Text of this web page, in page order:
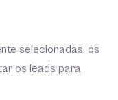
selecionadas, os
os leads para